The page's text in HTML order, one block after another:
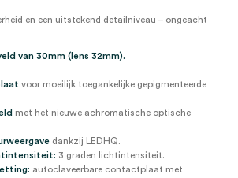
en een uitstekend detailniveau – ongeacht
van 30mm (lens 32mm).
voor moeilijk toegankelijke gepigmenteerde
met het nieuwe achromatische optische
dankzij LEDHQ.
3 graden lichtintensiteit.
autoclaveerbare contactplaat met